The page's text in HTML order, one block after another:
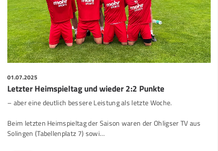
01.07.2025
Letzter Heimspieltag und wieder 2:2 Punkte
– aber eine deutlich bessere Leistung als letzte Woche.
Beim letzten Heimspieltag der Saison waren der Ohligser TV aus
Solingen (Tabellenplatz 7) sowi…